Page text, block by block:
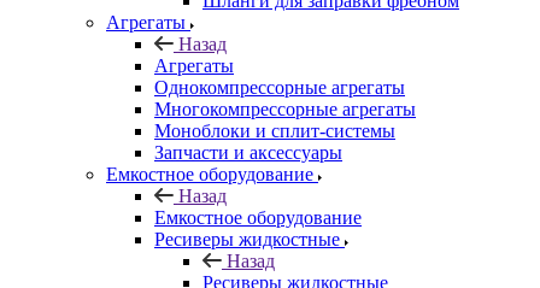
Агрегаты
Назад
Агрегаты
Однокомпрессорные агрегаты
Многокомпрессорные агрегаты
Моноблоки и сплит-системы
Запчасти и аксессуары
Емкостное оборудование
Назад
Емкостное оборудование
Ресиверы жидкостные
Назад
Ресиверы жидкостные